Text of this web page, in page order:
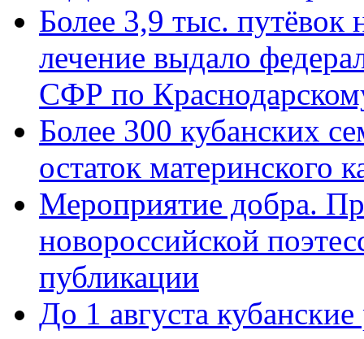
Более 3,9 тыс. путёвок
лечение выдало
СФР по
Более 300 кубанских
остаток материнского
Мероприятие добра.
новороссийской
публикации
До 1 августа